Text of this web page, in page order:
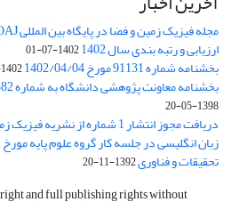
مجله فیزیک زمین و فضا در پایگاه بین المللی DOAJ نمایه شد.
ارزیابی و رتبه بندی سال 1402 1402-07-01
بخشنامه شماره 91131 مورخ 1402/04/04 1402-04-04
بخشنامه معاونت پژوهشی دانشگاه به شماره 140/130382 مورخ 98/5/20
1398-05-20
دریافت مجوز انتشار 1 شماره از
تحقیقات و فناوری1392-11-20
and full publishing rights without